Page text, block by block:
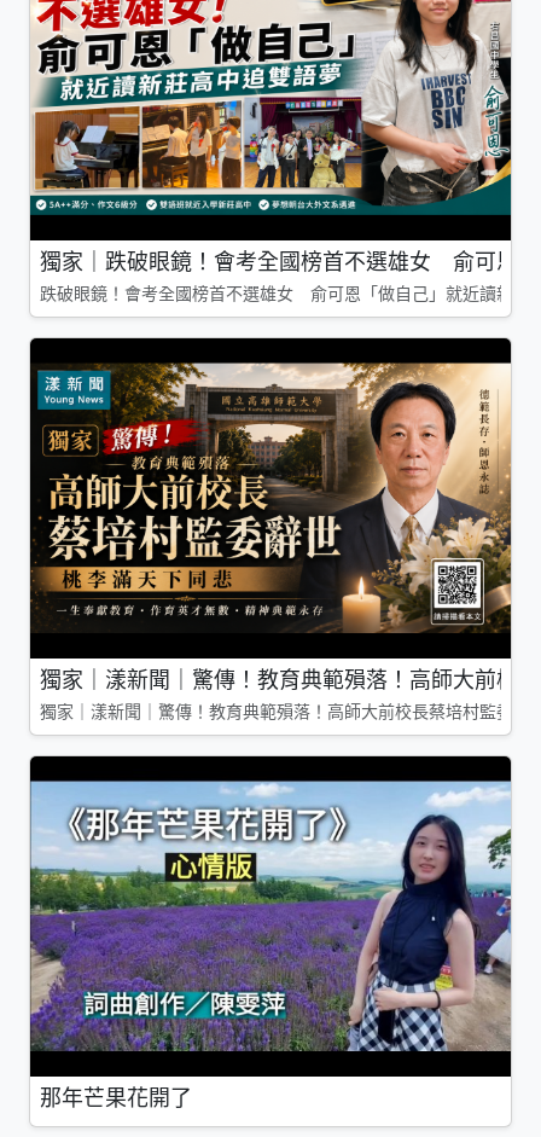
獨家｜跌破眼鏡！會考全國榜首不選雄女 俞可恩
跌破眼鏡！會考全國榜首不選雄女 俞可恩「做自己」就近讀新莊
獨家｜漾新聞｜驚傳！教育典範殞落！高師大前校
獨家｜漾新聞｜驚傳！教育典範殞落！高師大前校長蔡培村監委
那年芒果花開了